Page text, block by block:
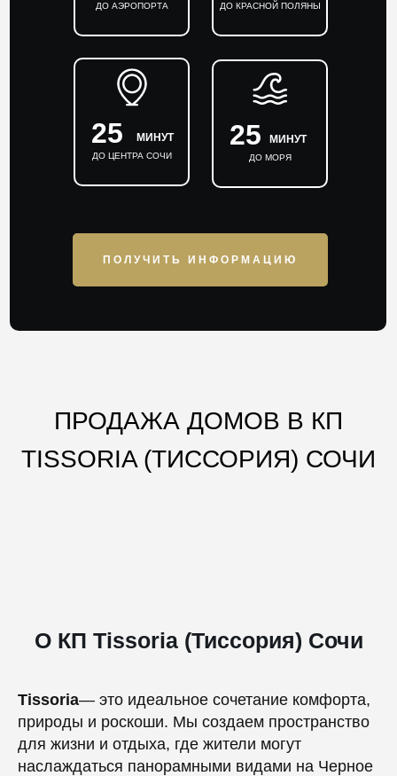
ДО АЭРОПОРТА
25 МИНУТ
ДО МОРЯ
ПОЛУЧИТЬ ИНФОРМАЦИЮ
ДО КРАСНОЙ ПОЛЯНЫ
25 МИНУТ
ДО ЦЕНТРА СОЧИ
ПРОДАЖА ДОМОВ В КП
TISSORIA (ТИССОРИЯ) СОЧИ
О КП Tissoria (Тиссория) Сочи
Tissoria— это идеальное сочетание комфорта,
природы и роскоши. Мы создаем пространство
для жизни и отдыха, где жители могут
наслаждаться панорамными видами на Черное